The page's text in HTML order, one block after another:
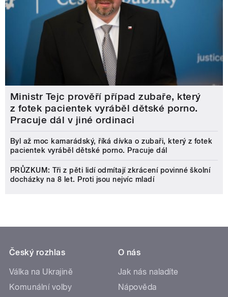
Ministr Tejc prověří případ zubaře, který
z fotek pacientek vyráběl dětské porno.
Pracuje dál v jiné ordinaci
Byl až moc kamarádský, říká dívka o zubaři, který z fotek
pacientek vyráběl dětské porno. Pracuje dál
PRŮZKUM: Tři z pěti lidí odmítají zkrácení povinné školní
docházky na 8 let. Proti jsou nejvíc mladí
Český rozhlas
Válka na Ukrajině
Komunální volby
O nás
Jak nás naladíte
Nápověda